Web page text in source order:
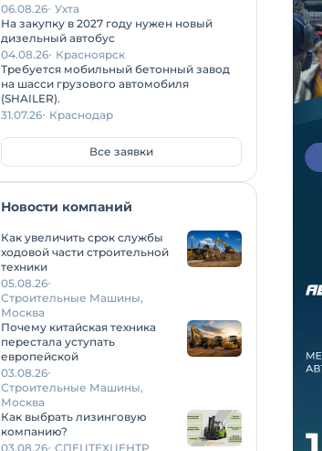
06.08.26 Ухта
На закупку в 2027 году нужен новый
дизельный автобус
04.08.26 Красноярск
Требуется мобильный бетонный завод
на шасси грузового автомобиля
(SHAILER).
31.07.26 Краснодар
Все заявки
Новости компаний
Как увеличить срок службы
ходовой части строительной
техники
05.08.26
Строительные Машины,
Москва
Почему китайская техника
перестала уступать
европейской
03.08.26
Строительные Машины,
Москва
Как выбрать лизинговую
компанию?
03.08.26 СПЕЦТЕХЦЕНТР